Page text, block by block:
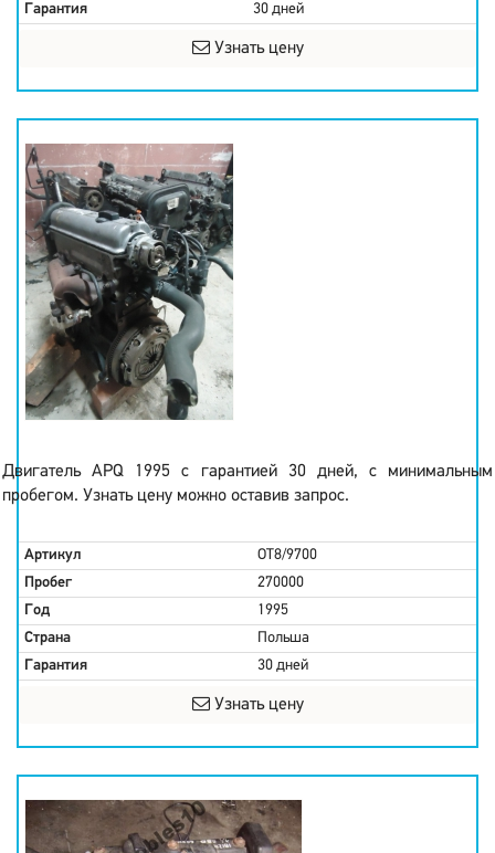
Гарантия
30 дней
Узнать цену
Двигатель APQ 1995 с гарантией 30 дней, с минимальным
пробегом. Узнать цену можно оставив запрос.
Артикул
OT8/9700
Пробег
270000
Год
1995
Страна
Польша
Гарантия
30 дней
Узнать цену